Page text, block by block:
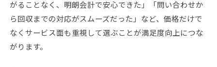
がることなく、明朗会計で安心できた」「問い合わせか
ら回収までの対応がスムーズだった」など、価格だけで
なくサービス面も重視して選ぶことが満足度向上につな
がります。